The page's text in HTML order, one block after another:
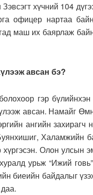
хүчний 104
офицер нартаа
маш их баярлаж
авсан бэ?
гэр
авсан. Намайг
ангийн захирагч
Халамжийн
Олон улсын
урьж “Ижий
биеийн байдалыг